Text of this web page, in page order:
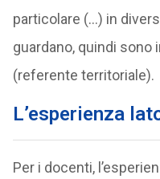
particolare (…) in
guardano, quindi
(referente territoriale).
L’esperienza
Per i docenti,